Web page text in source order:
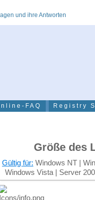
und ihre Antworten
FAQ Registry
Größe des
Gültig für: Windows NT |
Windows Vista | Server